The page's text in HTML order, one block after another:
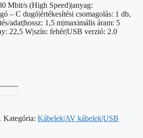
Mbit/s (High Speed)|anyag:
– C dugó|értékesítési csomagolás: 1 db,
adat|hossz: 1,5 m|maximális áram: 5
22,5 W|szín: fehér|USB verzió: 2.0
Kategória: Kábelek|AV kábelek|USB